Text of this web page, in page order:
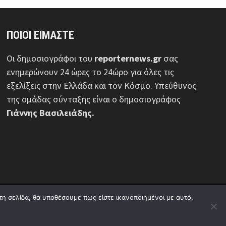
ΠΟΙΟΙ ΕΙΜΑΣΤΕ
Οι δημοσιογράφοι του reporternews.gr σας
ενημερώνουν 24 ώρες το 24ώρο για όλες τις
εξελίξεις στην Ελλάδα και τον Κόσμο. Υπεύθυνος
της ομάδας σύνταξης είναι ο δημοσιογράφος
Γιάννης Βασιλειάδης.
Πολιτική απορρήτου Διαφήμιση Επικοινωνία
σελίδα, θα υποθέσουμε πως είστε ικανοποιημένοι με αυτό.